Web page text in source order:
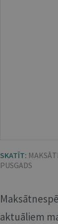
SKATĪT:
PUSGADS
aktuāliem